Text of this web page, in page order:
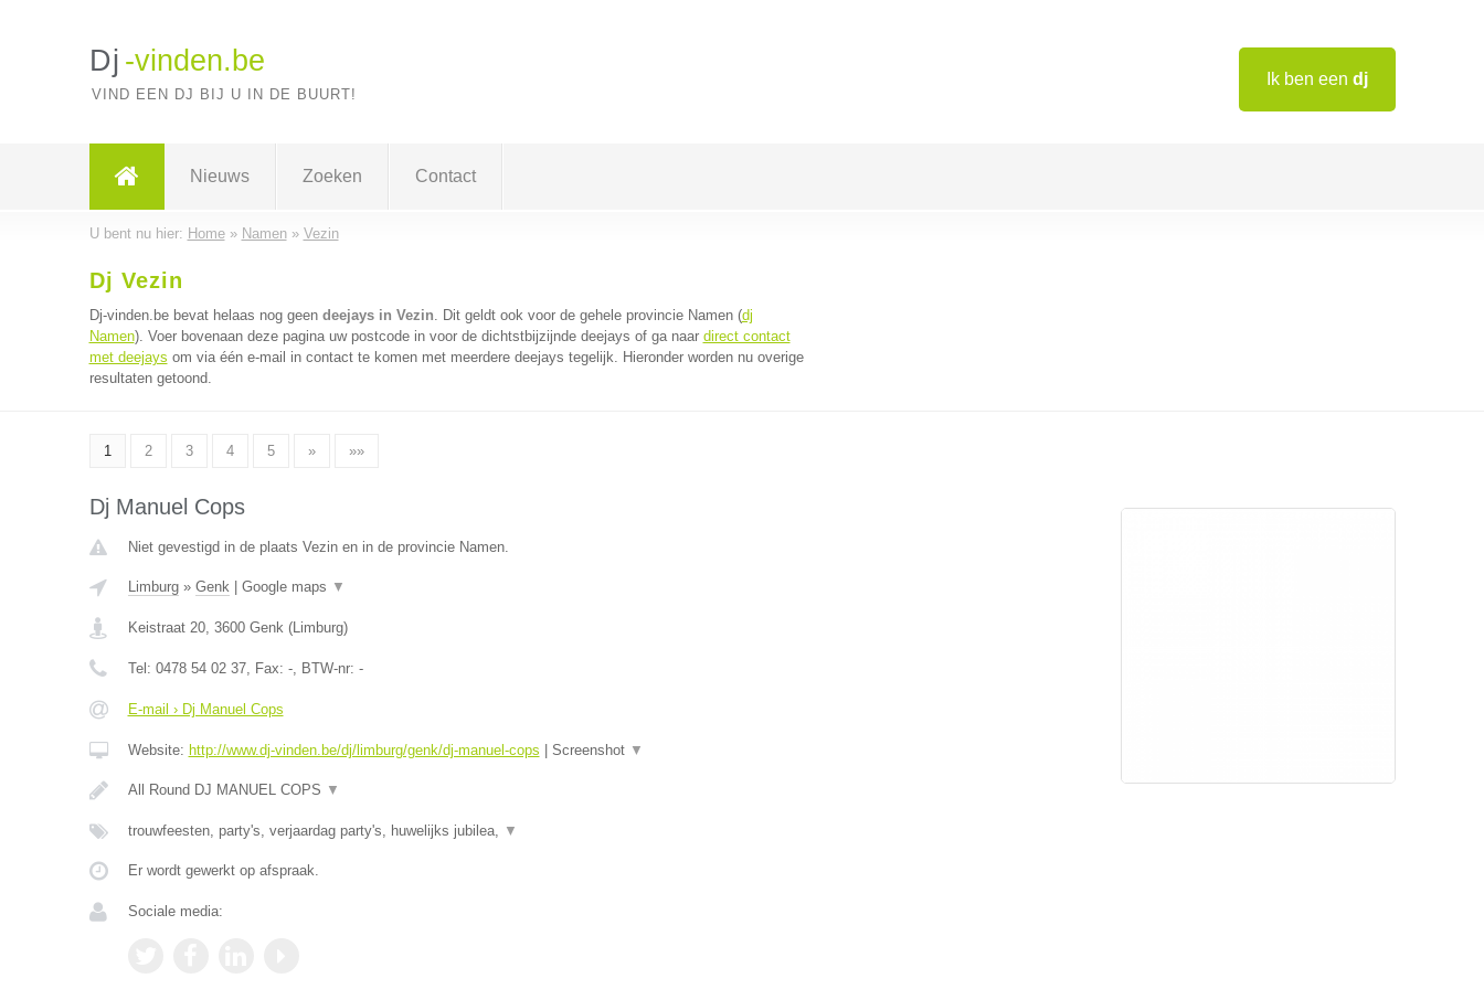
Ik ben een dj
Dj -vinden.be
VIND EEN DJ BIJ U IN DE BUURT!
Nieuws Zoeken Contact
U bent nu hier: Home» Namen» Vezin
Dj Vezin
Dj-vinden.be bevat helaas nog geen deejays in Vezin. Dit geldt ook voor de gehele provincie Namen (dj
Namen). Voer bovenaan deze pagina uw postcode in voor de dichtstbijzijnde deejays of ga naar direct contact
met deejays om via één e-mail in contact te komen met meerdere deejays tegelijk. Hieronder worden nu overige
resultaten getoond.
1 2 3 4 5 » »»
Dj Manuel Cops
Niet gevestigd in de plaats Vezin en in de provincie Namen.
Limburg» Genk| Google maps ▼
Keistraat 20, 3600 Genk(Limburg)
Tel: 0478 54 02 37, Fax: -, BTW-nr: -
E-mail › Dj Manuel Cops
Website: http://www.dj-vinden.be/dj/limburg/genk/dj-manuel-cops Screenshot ▼
All Round DJ MANUEL COPS ▼
trouwfeesten, party's, verjaardag party's, huwelijks jubilea, ▼
Er wordt gewerkt op afspraak.
Sociale media: